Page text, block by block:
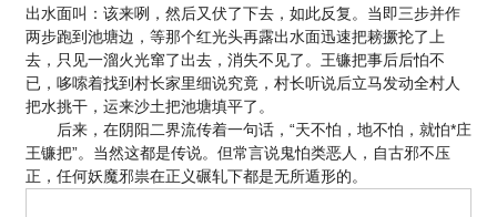
出水面叫：该来咧，然后又伏了下去，如此反复。当即三步并作
两步跑到池塘边，等那个红光头再露出水面迅速把耪撅抡了上
去，只见一溜火光窜了出去，消失不见了。王镰把事后后怕不
已，哆嗦着找到村长家里细说究竟，村长听说后立马发动全村人
把水挑干，运来沙土把池塘填平了。
后来，在阴阳二界流传着一句话，“天不怕，地不怕，就怕*庄
王镰把”。当然这都是传说。但常言说鬼怕类恶人，自古邪不压
正，任何妖魔邪祟在正义碾轧下都是无所遁形的。